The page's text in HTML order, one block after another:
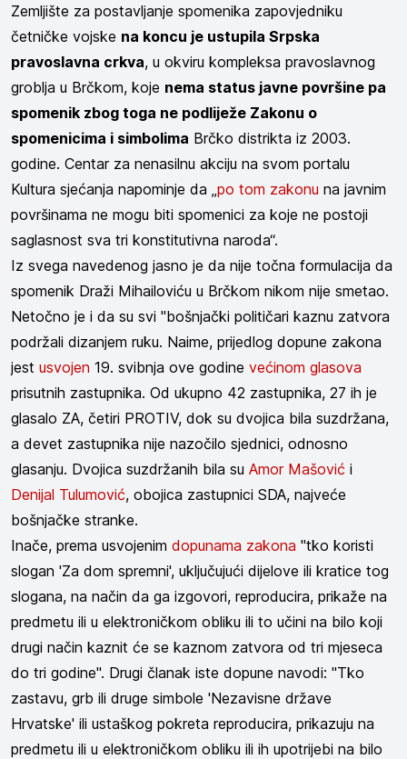
Zemljište za postavljanje spomenika zapovjedniku
četničke vojske na koncu je ustupila Srpska
pravoslavna crkva, u okviru kompleksa pravoslavnog
groblja u Brčkom, koje nema status javne površine pa
spomenik zbog toga ne podliježe Zakonu o
spomenicima i simbolima Brčko distrikta iz 2003.
godine. Centar za nenasilnu akciju na svom portalu
Kultura sjećanja napominje da „ po tom zakonu na javnim
površinama ne mogu biti spomenici za koje ne postoji
saglasnost sva tri konstitutivna naroda“.
Iz svega navedenog jasno je da nije točna formulacija da
spomenik Draži Mihailoviću u Brčkom nikom nije smetao.
Netočno je i da su svi "bošnjački političari kaznu zatvora
podržali dizanjem ruku. Naime, prijedlog dopune zakona
jest usvojen 19. svibnja ove godine većinom glasova
prisutnih zastupnika. Od ukupno 42 zastupnika, 27 ih je
glasalo ZA, četiri PROTIV, dok su dvojica bila suzdržana,
a devet zastupnika nije nazočilo sjednici, odnosno
glasanju. Dvojica suzdržanih bila su Amor Mašović i
Denijal Tulumović, obojica zastupnici SDA, najveće
bošnjačke stranke.
Inače, prema usvojenim dopunama zakona "tko koristi
slogan 'Za dom spremni', uključujući dijelove ili kratice tog
slogana, na način da ga izgovori, reproducira, prikaže na
predmetu ili u elektroničkom obliku ili to učini na bilo koji
drugi način kaznit će se kaznom zatvora od tri mjeseca
do tri godine". Drugi članak iste dopune navodi: "Tko
zastavu, grb ili druge simbole 'Nezavisne države
Hrvatske' ili ustaškog pokreta reproducira, prikazuju na
predmetu ili u elektroničkom obliku ili ih upotrijebi na bilo